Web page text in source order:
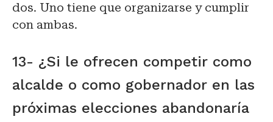
dos. Uno tiene que organizarse y cumplir
con ambas.
13- ¿Si le ofrecen competir como
alcalde o como gobernador en las
próximas elecciones abandonaría